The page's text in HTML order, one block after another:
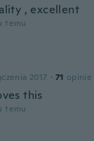
, excellent
temu
2017 · 71 opinie
this
temu